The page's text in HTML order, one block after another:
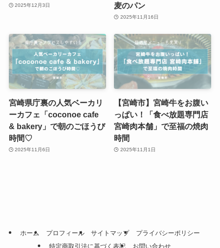
2025年12月3日
麦のパン
2025年11月16日
宮崎県庁裏の人気ベーカリ
ーカフェ「coconoe cafe
& bakery」で朝のごほうび
時間♡
2025年11月6日
【宮崎市】宮崎牛をお腹い
っぱい！「食べ放題専門店
宮崎肉本舗」で至福の焼肉
時間
2025年11月1日
ホーム プロフィール サイトマップ
プライバシーポリシー
特定商取引法に基づく表記
お問い合わせ